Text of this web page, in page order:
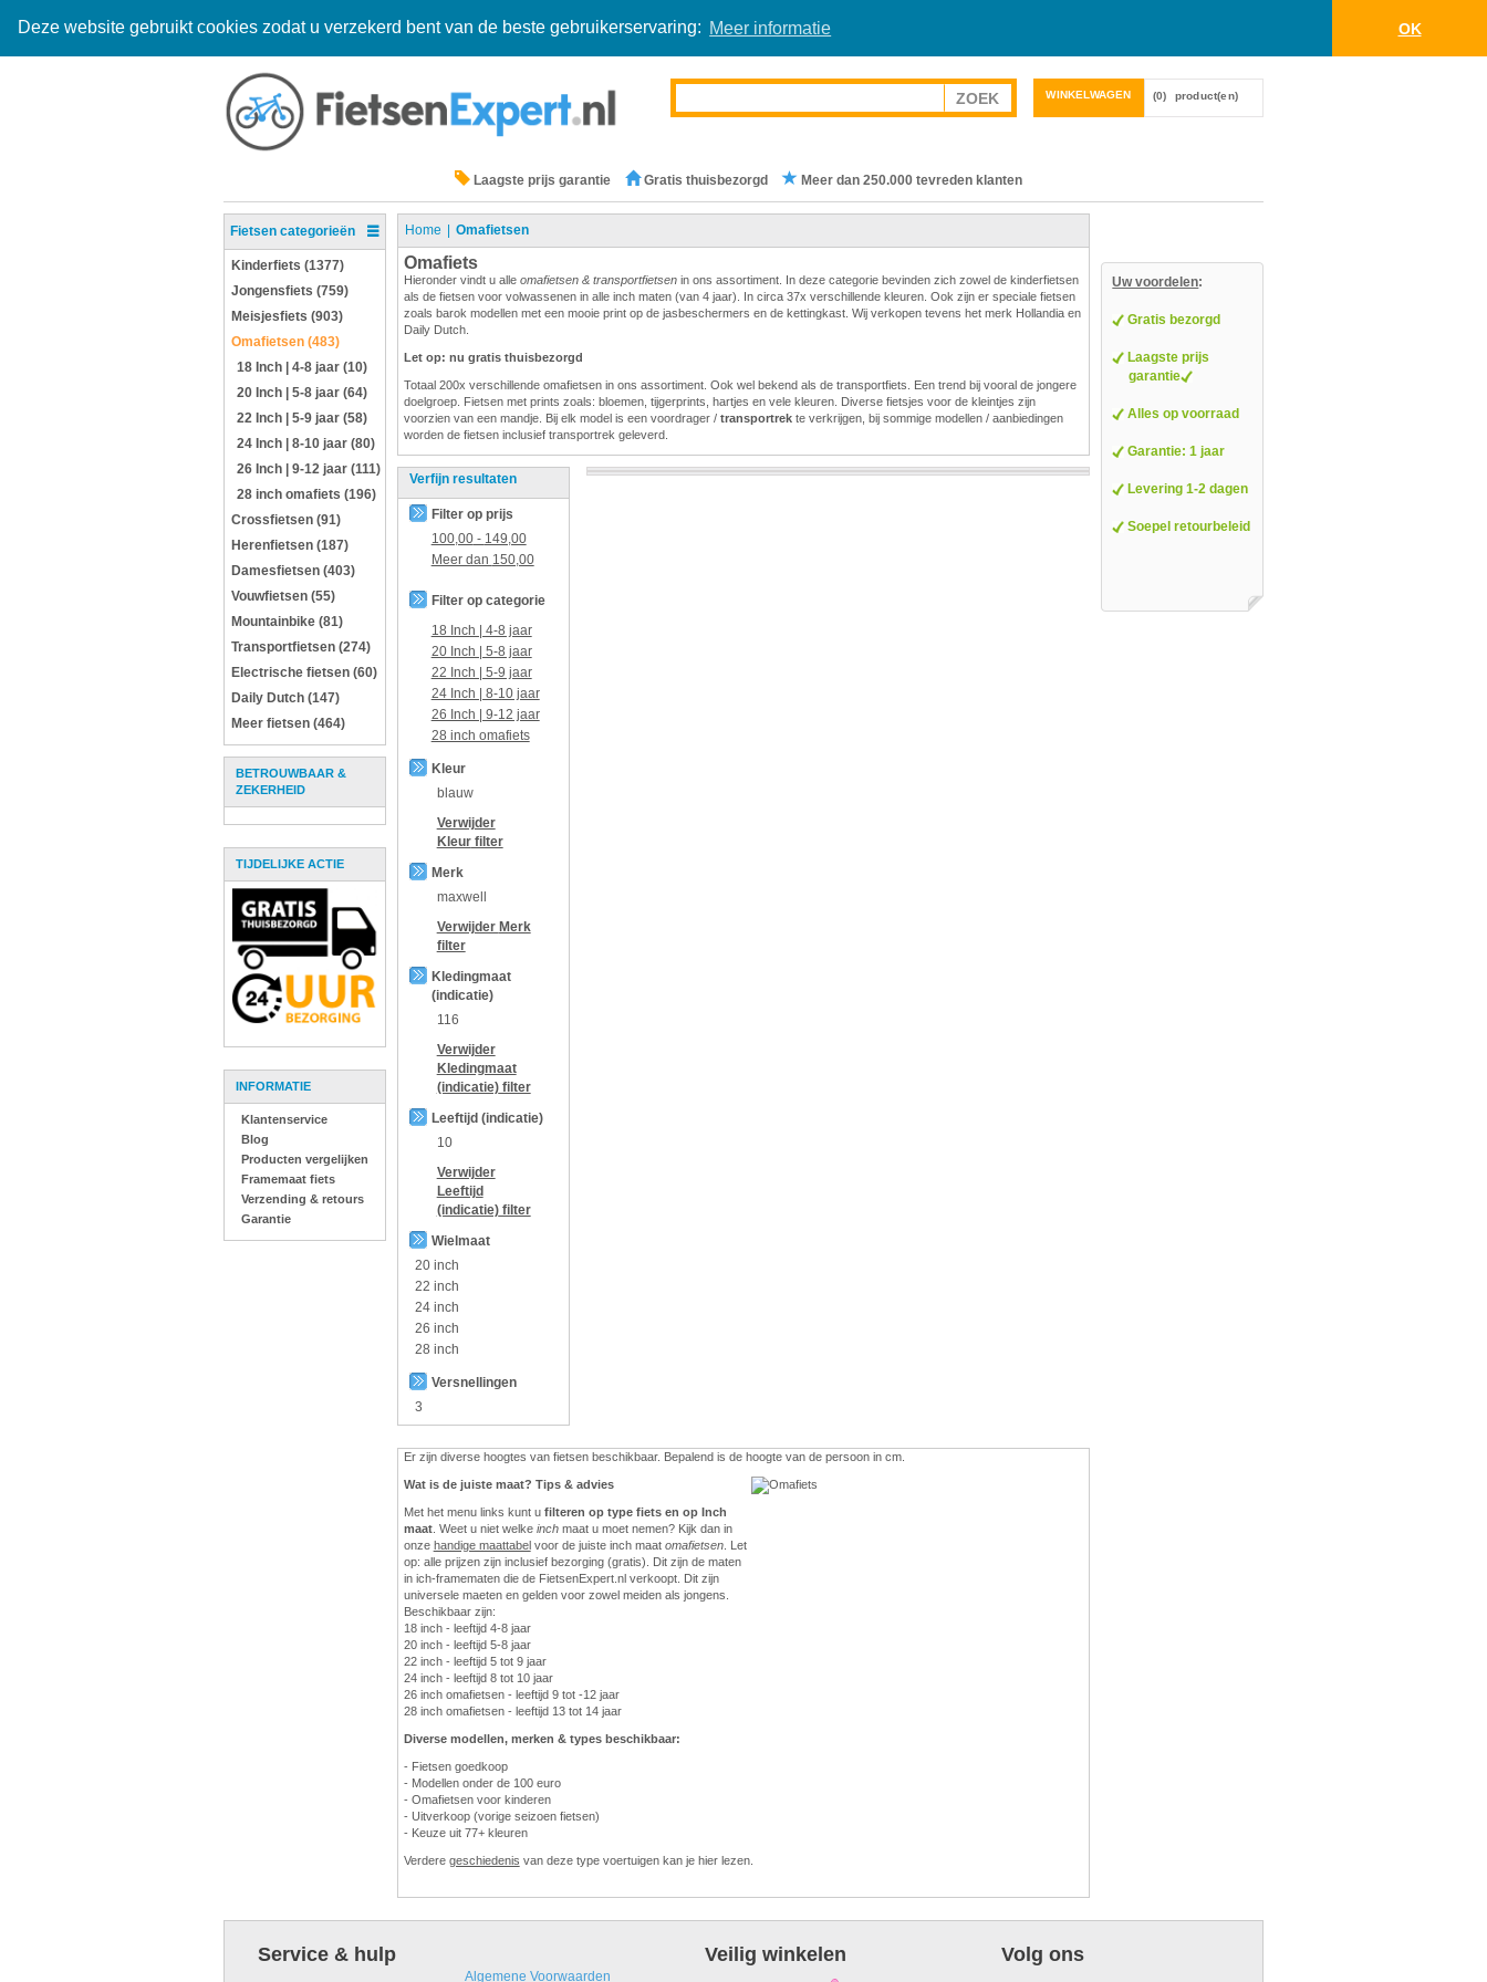
Deze website gebruikt cookies zodat u verzekerd bent van de beste gebruikerservaring: Meer informatie OK
WINKELWAGEN (0) product(en)
Laagste prijs garantie Gratis thuisbezorgd Meer dan 250.000 tevreden klanten
Fietsen categorieën
Kinderfiets (1377)
Jongensfiets (759)
Meisjesfiets (903)
Omafietsen (483)
18 Inch | 4-8 jaar (10)
20 Inch | 5-8 jaar (64)
22 Inch | 5-9 jaar (58)
24 Inch | 8-10 jaar (80)
26 Inch | 9-12 jaar (111)
28 inch omafiets (196)
Crossfietsen (91)
Herenfietsen (187)
Damesfietsen (403)
Vouwfietsen (55)
Mountainbike (81)
Transportfietsen (274)
Electrische fietsen (60)
Daily Dutch (147)
Meer fietsen (464)
BETROUWBAAR &
ZEKERHEID
TIJDELIJKE ACTIE
INFORMATIE
Klantenservice
Blog
Producten vergelijken
Framemaat fiets
Verzending & retours
Garantie
Home Omafietsen
Omafiets
Hieronder vindt u alle omafietsen & transportfietsen in ons assortiment. In deze categorie bevinden zich zowel de kinderfietsen
als de fietsen voor volwassenen in alle inch maten (van 4 jaar). In circa 37x verschillende kleuren. Ook zijn er speciale fietsen
zoals barok modellen met een mooie print op de jasbeschermers en de kettingkast. Wij verkopen tevens het merk Hollandia en
Daily Dutch.
Let op: nu gratis thuisbezorgd
Totaal 200x verschillende omafietsen in ons assortiment. Ook wel bekend als de transportfiets. Een trend bij vooral de jongere
doelgroep. Fietsen met prints zoals: bloemen, tijgerprints, hartjes en vele kleuren. Diverse fietsjes voor de kleintjes zijn
voorzien van een mandje. Bij elk model is een voordrager / transportrek te verkrijgen, bij sommige modellen / aanbiedingen
worden de fietsen inclusief transportrek geleverd.
Verfijn resultaten
Filter op prijs
100,00- 149,00
Meer dan 150,00
Filter op categorie
18 Inch | 4-8 jaar
20 Inch | 5-8 jaar
22 Inch | 5-9 jaar
24 Inch | 8-10 jaar
26 Inch | 9-12 jaar
28 inch omafiets
Kleur
blauw
Verwijder
Kleurfilter
Merk
maxwell
Verwijder Merk
filter
Kledingmaat
(indicatie)
116
Verwijder
Kledingmaat
(indicatie)filter
Leeftijd (indicatie)
10
Verwijder
Leeftijd
(indicatie)filter
Wielmaat
20 inch
22 inch
24 inch
26 inch
28 inch
Versnellingen
3
Er zijn diverse hoogtes van fietsen beschikbaar. Bepalend is de hoogte van de persoon in cm.
Wat is de juiste maat? Tips & advies
Met het menu links kunt u filteren op type fiets en op Inch
maat. Weet u niet welke inchmaat u moet nemen? Kijk dan in
onze handige maattabelvoor de juiste inch maat omafietsen. Let
op: alle prijzen zijn inclusief bezorging (gratis). Dit zijn de maten
in ich-framematen die de FietsenExpert.nl verkoopt. Dit zijn
universele maeten en gelden voor zowel meiden als jongens.
Beschikbaar zijn:
18 inch - leeftijd 4-8 jaar
20 inch - leeftijd 5-8 jaar
22 inch - leeftijd 5 tot 9 jaar
24 inch - leeftijd 8 tot 10 jaar
26 inch omafietsen - leeftijd 9 tot -12 jaar
28 inch omafietsen - leeftijd 13 tot 14 jaar
Diverse modellen, merken & types beschikbaar:
- Fietsen goedkoop
- Modellen onder de 100 euro
- Omafietsen voor kinderen
- Uitverkoop (vorige seizoen fietsen)
- Keuze uit 77+ kleuren
Verdere geschiedenis van deze type voertuigen kan je hier lezen.
Uw voordelen:
Gratis bezorgd
Laagste prijs
garantie
Alles op voorraad
Garantie: 1 jaar
Levering 1-2 dagen
Soepel retourbeleid
Service & hulp
Algemene Voorwaarden
Veilig winkelen Volg ons